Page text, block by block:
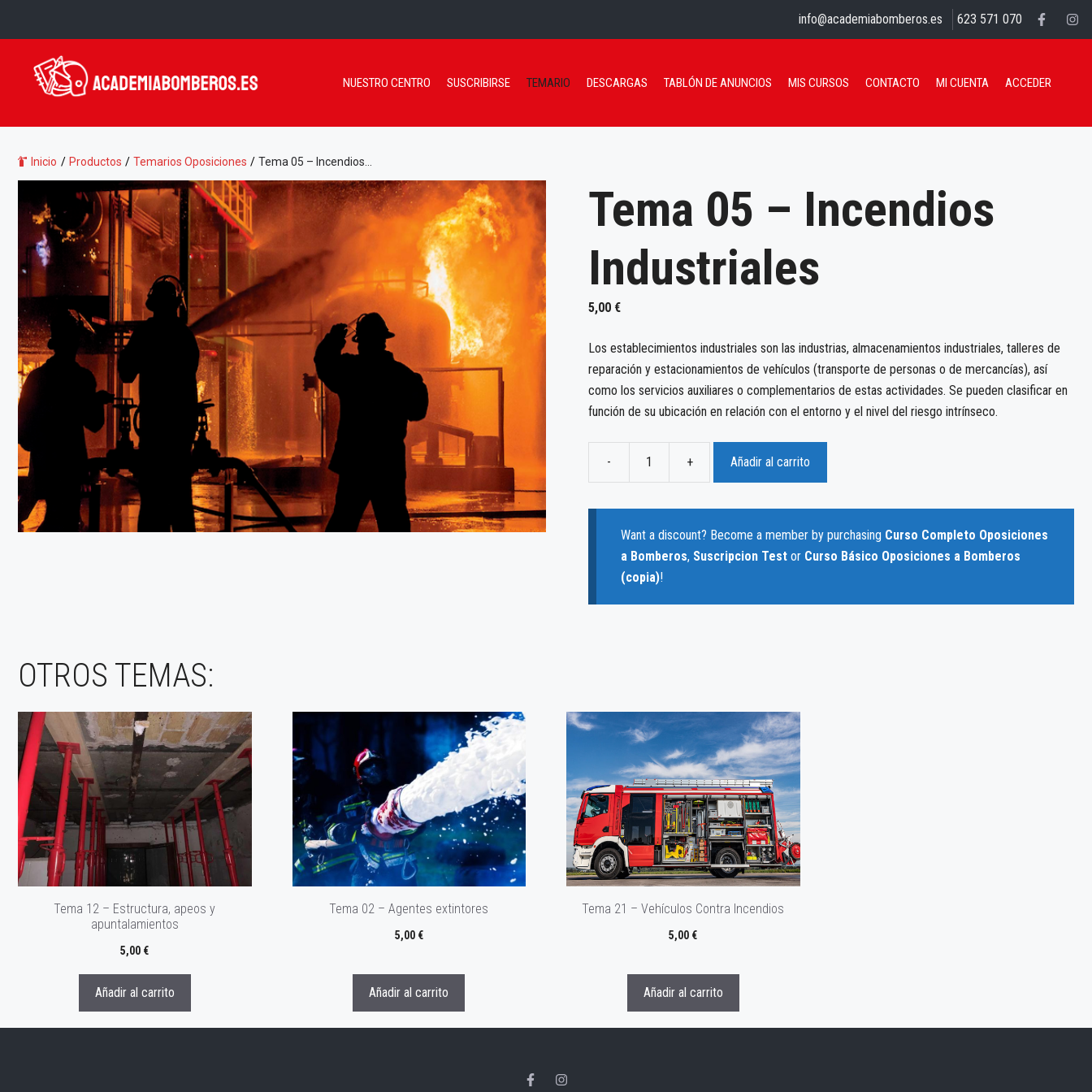
info@academiabomberos.es 623 571 070
NUESTRO CENTRO SUSCRIBIRSE TEMARIO DESCARGAS TABLÓN DE ANUNCIOS MIS CURSOS CONTACTO MI CUENTA ACCEDER
Inicio / Productos / Temarios Oposiciones / Tema 05 – Incendios...
Tema 05 – Incendios
Industriales
5,00 €
Los establecimientos industriales son las industrias, almacenamientos industriales, talleres de
reparación y estacionamientos de vehículos (transporte de personas o de mercancías), así
como los servicios auxiliares o complementarios de estas actividades. Se pueden clasificar en
función de su ubicación en relación con el entorno y el nivel del riesgo intrínseco.
-
-
Incendios
Industriales
cantidad
+ Añadir al carrito
Want a discount? Become a member by purchasing Curso Completo Oposiciones
a Bomberos, Suscripcion Test or Curso Básico Oposiciones a Bomberos
(copia)!
OTROS TEMAS:
Tema 12 – Estructura, apeos y
apuntalamientos
5,00 €
Añadir al carrito
Tema 02 – Agentes extintores
5,00 €
Añadir al carrito
Tema 21 – Vehículos Contra Incendios
5,00 €
Añadir al carrito